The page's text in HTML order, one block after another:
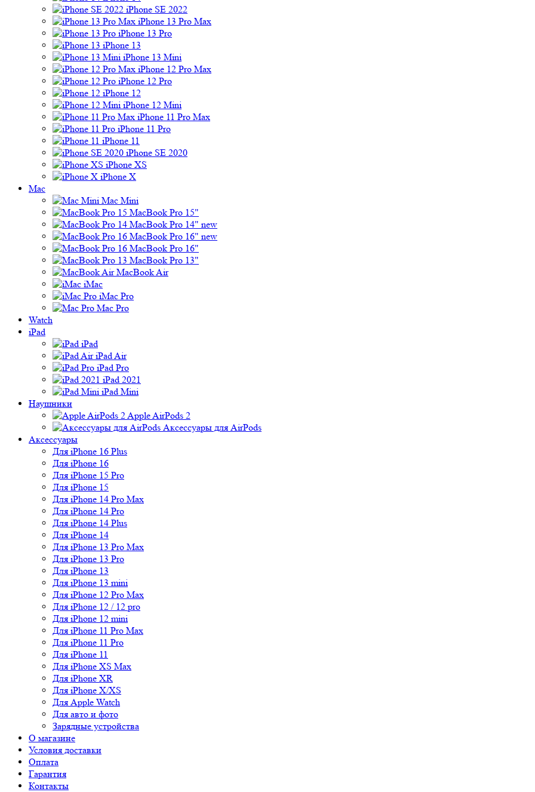
iPhone SE 2022
iPhone 13 Pro Max
iPhone 13 Pro
iPhone 13
iPhone 13 Mini
iPhone 12 Pro Max
iPhone 12 Pro
iPhone 12
iPhone 12 Mini
iPhone 11 Pro Max
iPhone 11 Pro
iPhone 11
iPhone SE 2020
iPhone XS
iPhone X
Mac
Mac Mini
MacBook Pro 15"
MacBook Pro 14" new
MacBook Pro 16" new
MacBook Pro 16"
MacBook Pro 13"
MacBook Air
iMac
iMac Pro
Mac Pro
Watch
iPad
iPad
iPad Air
iPad Pro
iPad 2021
iPad Mini
Наушники
Apple AirPods 2
Аксессуары для AirPods
Аксессуары
Для iPhone 16 Plus
Для iPhone 16
Для iPhone 15 Pro
Для iPhone 15
Для iPhone 14 Pro Max
Для iPhone 14 Pro
Для iPhone 14 Plus
Для iPhone 14
Для iPhone 13 Pro Max
Для iPhone 13 Pro
Для iPhone 13
Для iPhone 13 mini
Для iPhone 12 Pro Max
Для iPhone 12 / 12 pro
Для iPhone 12 mini
Для iPhone 11 Pro Max
Для iPhone 11 Pro
Для iPhone 11
Для iPhone XS Max
Для iPhone XR
Для iPhone X/XS
Для Apple Watch
Для авто и фото
Зарядные устройства
О магазине
Условия доставки
Оплата
Гарантия
Контакты